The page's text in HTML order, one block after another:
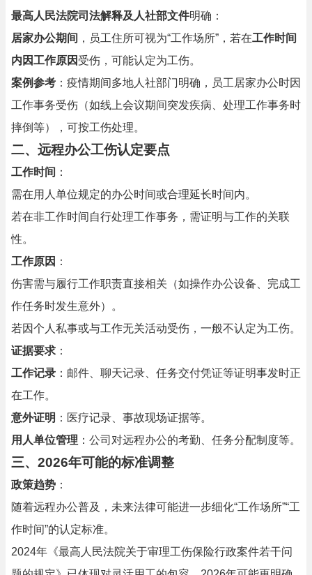
最高人民法院司法解释及人社部文件明确：
居家办公期间 ，员工住所可视为“工作场所”，若在工作时间
内因工作原因 受伤，可能认定为工伤。
案例参考 ：疫情期间多地人社部门明确，员工居家办公时因
工作事务受伤（如线上会议期间突发疾病、处理工作事务时
摔倒等），可按工伤处理。
二、 远程办公工伤认定要点
工作时间 ：
需在用人单位规定的办公时间或合理延长时间内。
若在非工作时间自行处理工作事务，需证明与工作的关联
性。
工作原因 ：
伤害需与履行工作职责直接相关（如操作办公设备、完成工
作任务时发生意外）。
若因个人私事或与工作无关活动受伤，一般不认定为工伤。
证据要求 ：
工作记录 ：邮件、聊天记录、任务交付凭证等证明事发时正
在工作。
意外证明 ：医疗记录、事故现场证据等。
用人单位管理 ：公司对远程办公的考勤、任务分配制度等。
三、 2026年可能的标准调整
政策趋势 ：
随着远程办公普及，未来法律可能进一步细化“工作场所”“工
作时间”的认定标准。
2024年《最高人民法院关于审理工伤保险行政案件若干问